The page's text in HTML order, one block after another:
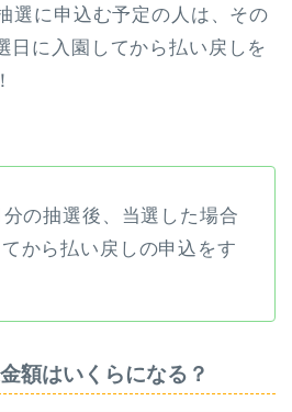
選に申込む予定の人は、その
日に入園してから払い戻しを
の抽選後、当選した場合
から払い戻しの申込をす
額はいくらになる？